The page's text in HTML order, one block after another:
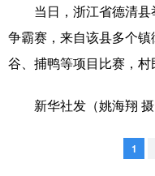
文化产业
天津
当日，浙江省德清县
争霸赛，来自该县多个
谷、捕鸭等项目比赛，村
新华社发（姚海翔 摄
1